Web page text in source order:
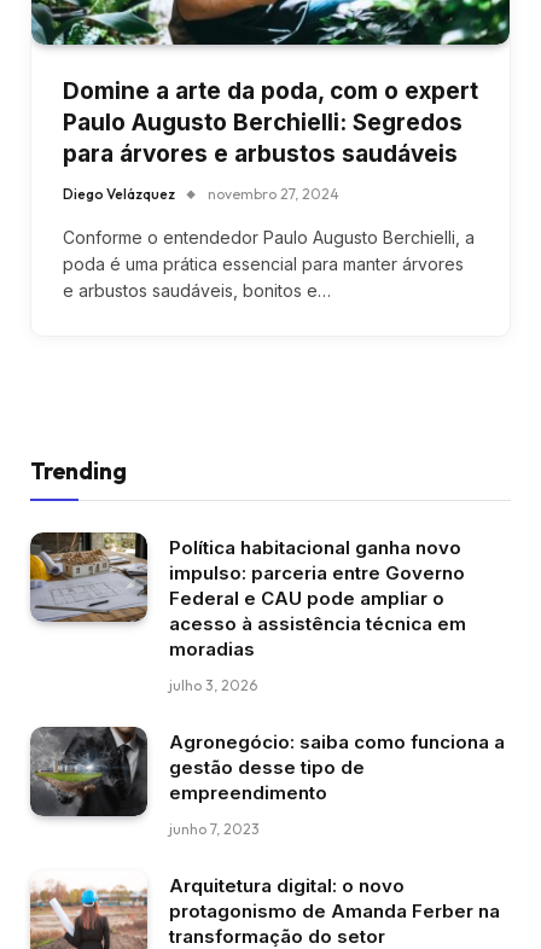
Domine a arte da poda, com o expert
Paulo Augusto Berchielli: Segredos
para árvores e arbustos saudáveis
Diego Velázquez novembro 27, 2024
Conforme o entendedor Paulo Augusto Berchielli, a
poda é uma prática essencial para manter árvores
e arbustos saudáveis, bonitos e…
Trending
Política habitacional ganha novo
impulso: parceria entre Governo
Federal e CAU pode ampliar o
acesso à assistência técnica em
moradias
julho 3, 2026
Agronegócio: saiba como funciona a
gestão desse tipo de
empreendimento
junho 7, 2023
Arquitetura digital: o novo
protagonismo de Amanda Ferber na
transformação do setor